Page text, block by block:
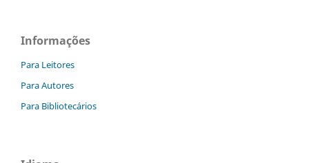
Informações
Para Leitores
Para Autores
Para Bibliotecários